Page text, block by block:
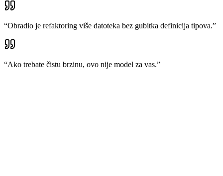
“Obradio je refaktoring više datoteka bez gubitka definicija tipova.”
“Ako trebate čistu brzinu, ovo nije model za vas.”